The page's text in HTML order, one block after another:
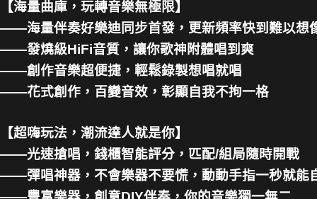
【海量曲庫，玩轉音樂無極限】
——海量伴奏好樂迪同步首發，更新頻率快到難以想
——發燒級HiFi音質，讓你歌神附體唱到爽
——創作音樂超便捷，輕鬆錄製想唱就唱
——花式創作，百變音效，彰顯自我不拘一格
【超嗨玩法，潮流達人就是你】
——光速搶唱，錢櫃智能評分，匹配/組局隨時開戰
——彈唱神器，不會樂器不要慌，動動手指一秒就能